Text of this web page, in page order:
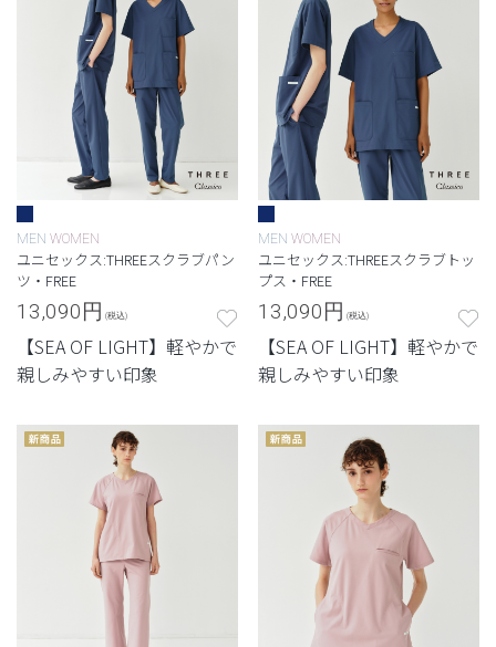
MEN WOMEN
ユニセックス:THREEスクラブパン
ツ・FREE
13,090円 (税込)
【SEA OF LIGHT】軽やかで
親しみやすい印象
MEN WOMEN
ユニセックス:THREEスクラブトッ
プス・FREE
13,090円 (税込)
【SEA OF LIGHT】軽やかで
親しみやすい印象